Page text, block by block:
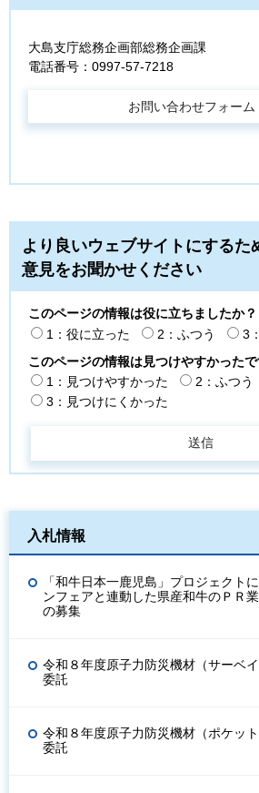
大島支庁総務企画部総務企画課
電話番号：0997-57-7218
より良いウェブサイトにするた
意見をお聞かせください
このページの情報は役に立ちましたか？
1：役に立った
2：ふつう
3
このページの情報は見つけやすかったで
1：見つけやすかった
2：ふつう
3：見つけにくかった
入札情報
「和牛日本一鹿児島」プロジェクト
ンフェアと連動した県産和牛のＰＲ
の募集
令和８年度原子力防災機材（サーベ
委託
令和８年度原子力防災機材（ポケッ
委託